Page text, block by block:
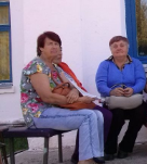
Перейти
к
содержимому